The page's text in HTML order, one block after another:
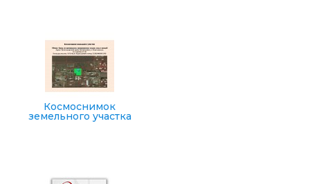
Космоснимок
земельного участка